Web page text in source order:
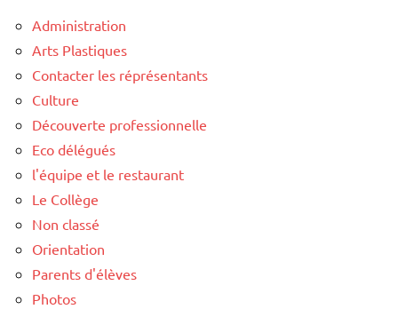
Administration
Arts Plastiques
Contacter les réprésentants
Culture
Découverte professionnelle
Eco délégués
l'équipe et le restaurant
Le Collège
Non classé
Orientation
Parents d'élèves
Photos